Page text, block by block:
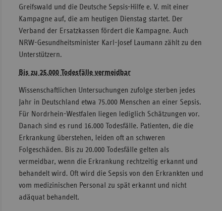
Greifswald und die Deutsche Sepsis-Hilfe e. V. mit einer
Kampagne auf, die am heutigen Dienstag startet. Der
Verband der Ersatzkassen fördert die Kampagne. Auch
NRW-Gesundheitsminister Karl-Josef Laumann zählt zu den
Unterstützern.
Bis zu 25.000 Todesfälle vermeidbar
Wissenschaftlichen Untersuchungen zufolge sterben jedes
Jahr in Deutschland etwa 75.000 Menschen an einer Sepsis.
Für Nordrhein-Westfalen liegen lediglich Schätzungen vor.
Danach sind es rund 16.000 Todesfälle. Patienten, die die
Erkrankung überstehen, leiden oft an schweren
Folgeschäden. Bis zu 20.000 Todesfälle gelten als
vermeidbar, wenn die Erkrankung rechtzeitig erkannt und
behandelt wird. Oft wird die Sepsis von den Erkrankten und
vom medizinischen Personal zu spät erkannt und nicht
adäquat behandelt.